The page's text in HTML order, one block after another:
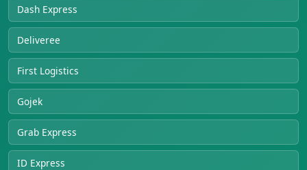
Dash Express
Deliveree
First Logistics
Gojek
Grab Express
ID Express